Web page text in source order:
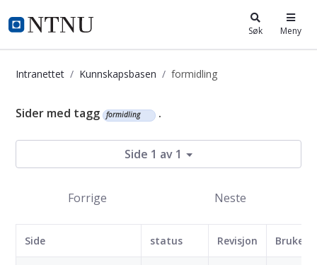
i.ntnu.no Søk Meny
Intranettet Kunnskapsbasen formidling
Kunnskapsbasen
Sider med tagg formidling .
Side 1 av 1
Forrige Neste
Side status Revisjon Bruker